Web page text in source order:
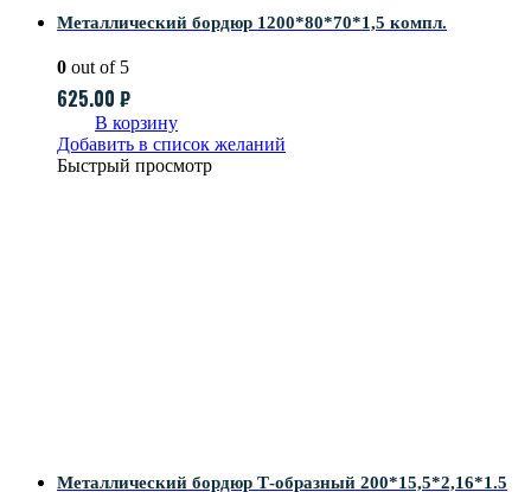
Металлический бордюр 1200*80*70*1,5 компл.
0 out of 5
625.00 ₽
В корзину
Добавить в список желаний
Быстрый просмотр
Металлический бордюр Т-образный 200*15,5*2,16*1.5